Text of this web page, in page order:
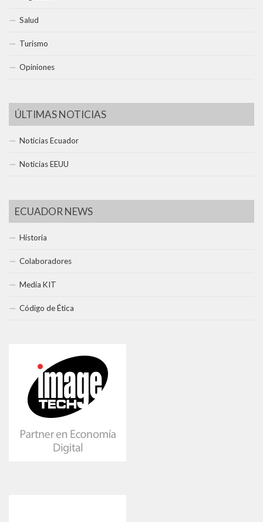
Salud
Turismo
Opiniones
ÚLTIMAS NOTICIAS
Noticias Ecuador
Noticias EEUU
ECUADOR NEWS
Historia
Colaboradores
Media KIT
Código de Ética